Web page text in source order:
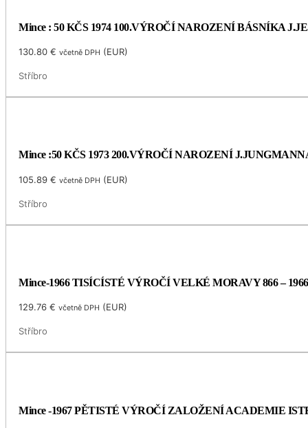
Mince : 50 KČS 1974 100.VÝROČÍ NAROZENÍ BÁSNÍKA
130.80€ včetně DPH (EUR)
Stříbro
Mince :50 KČS 1973 200.VÝROČÍ NAROZENÍ
105.89€ včetně DPH (EUR)
Stříbro
Mince-1966 TISÍCÍSTÉ VÝROČÍ VELKÉ MORAVY 866 – 1966
129.76€ včetně DPH (EUR)
Stříbro
Mince -1967 PĚTISTÉ VÝROČÍ ZALOŽENÍ ACADEMIE